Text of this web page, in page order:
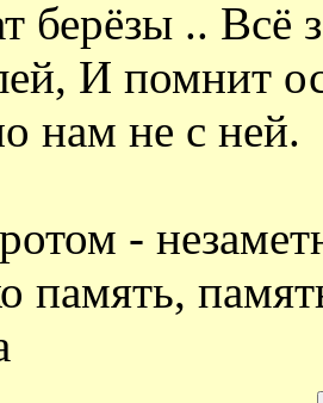
берёзы .. Всё
И помнит
нам не с ней.
-
память,